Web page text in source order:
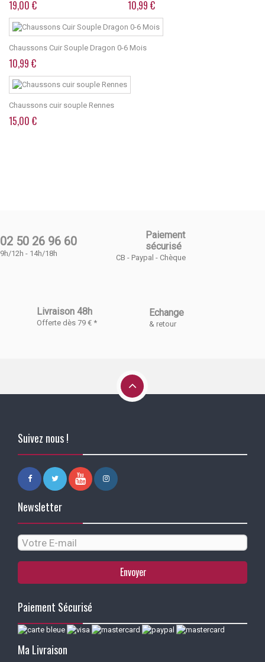
19,00 € 10,99 €
Chaussons Cuir Souple Dragon 0-6 Mois
10,99 €
Chaussons cuir souple Rennes
15,00 €
02 50 26 96 60
9h/12h - 14h/18h
Paiement
sécurisé
CB - Paypal - Chèque
Livraison 48h
Offerte dès 79 € *
Echange
& retour
Suivez nous !
Newsletter
Envoyer
Paiement Sécurisé
Ma Livraison